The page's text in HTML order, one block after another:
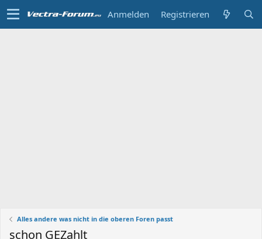
Anmelden Registrieren
Alles andere was nicht in die oberen Foren passt
schon GEZahlt